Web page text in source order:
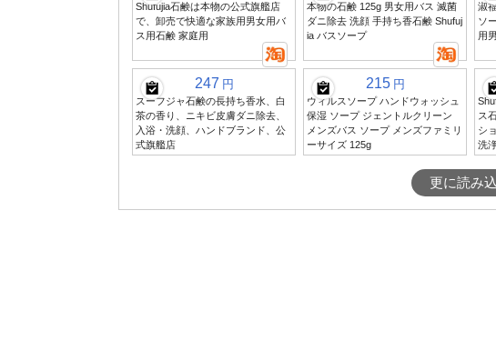
Shufujia石鹸は本物の公式旗艦店
で、卸売で快適な家族用男女用バ
ス用石鹸 家庭用
本物の石鹸 125g 男女用バス 滅菌
ダニ除去 洗顔 手持ち香石鹸 Shufuj
ia バスソープ
淑
ソ
用
247 円
スーフジャ石鹸の長持ち香水、白
茶の香り、ニキビ皮膚ダニ除去、
入浴・洗顔、ハンドブランド、公
式旗艦店
215 円
ウィルスソープ ハンドウォッシュ
保湿 ソープ ジェントルクリーン
メンズバス ソープ メンズファミリ
ーサイズ 125g
ス
シ
洗
更に読み